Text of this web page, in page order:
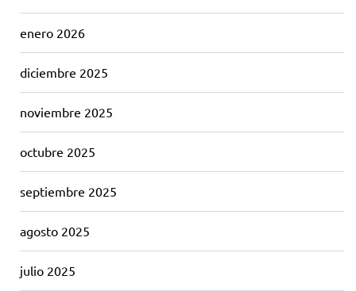
enero 2026
diciembre 2025
noviembre 2025
octubre 2025
septiembre 2025
agosto 2025
julio 2025